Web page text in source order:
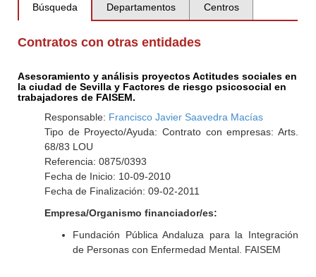
Búsqueda Departamentos Centros
Contratos con otras entidades
Asesoramiento y análisis proyectos Actitudes sociales en
la ciudad de Sevilla y Factores de riesgo psicosocial en
trabajadores de FAISEM.
Responsable: Francisco Javier Saavedra Macías
Tipo de Proyecto/Ayuda: Contrato con empresas: Arts.
68/83 LOU
Referencia: 0875/0393
Fecha de Inicio: 10-09-2010
Fecha de Finalización: 09-02-2011
Empresa/Organismo financiador/es:
Fundación Pública Andaluza para la Integración
de Personas con Enfermedad Mental. FAISEM